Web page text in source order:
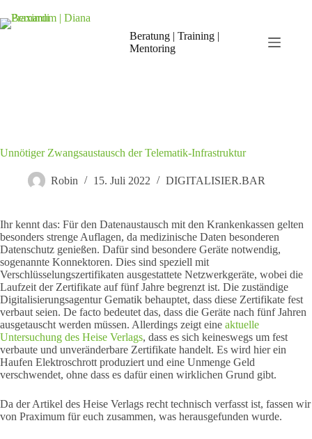
Inhalt
springen
Beratung | Training |
Mentoring
Unnötiger Zwangsaustausch der Telematik-Infrastruktur
Robin 15. Juli 2022 DIGITALISIER.BAR
Ihr kennt das: Für den Datenaustausch mit den Krankenkassen gelten
besonders strenge Auflagen, da medizinische Daten besonderen
Datenschutz genießen. Dafür sind besondere Geräte notwendig,
sogenannte Konnektoren. Dies sind speziell mit
Verschlüsselungszertifikaten ausgestattete Netzwerkgeräte, wobei die
Laufzeit der Zertifikate auf fünf Jahre begrenzt ist. Die zuständige
Digitalisierungsagentur Gematik behauptet, dass diese Zertifikate fest
verbaut seien. De facto bedeutet das, dass die Geräte nach fünf Jahren
ausgetauscht werden müssen. Allerdings zeigt eine aktuelle
Untersuchung des Heise Verlags, dass es sich keineswegs um fest
verbaute und unveränderbare Zertifikate handelt. Es wird hier ein
Haufen Elektroschrott produziert und eine Unmenge Geld
verschwendet, ohne dass es dafür einen wirklichen Grund gibt.
Da der Artikel des Heise Verlags recht technisch verfasst ist, fassen wir
von Praximum für euch zusammen, was herausgefunden wurde.